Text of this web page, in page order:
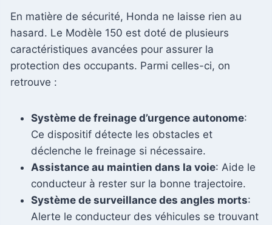
En matière de sécurité, Honda ne laisse rien au
hasard. Le Modèle 150 est doté de plusieurs
caractéristiques avancées pour assurer la
protection des occupants. Parmi celles-ci, on
retrouve :
Système de freinage d’urgence autonome:
Ce dispositif détecte les obstacles et
déclenche le freinage si nécessaire.
Assistance au maintien dans la voie: Aide le
conducteur à rester sur la bonne trajectoire.
Système de surveillance des angles morts:
Alerte le conducteur des véhicules se trouvant